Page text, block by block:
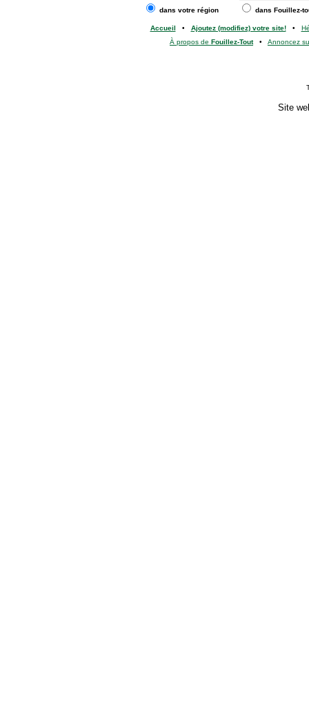
dans votre région dans Fouillez-
Accueil • Ajoutez (modifiez) votre site!•
À propos de Fouillez-Tout• Annoncez
Site